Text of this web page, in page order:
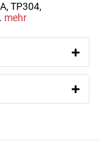
TP304,
mehr